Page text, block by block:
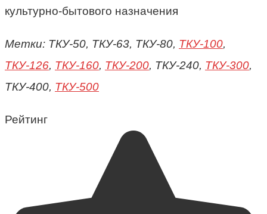
культурно-бытового назначения
Метки: ТКУ-50, ТКУ-63, ТКУ-80, ТКУ-100,
ТКУ-126, ТКУ-160, ТКУ-200, ТКУ-240, ТКУ-300,
ТКУ-400, ТКУ-500
Рейтинг